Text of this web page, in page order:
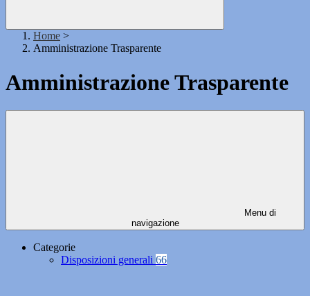
Home >
Amministrazione Trasparente
Amministrazione Trasparente
Menu di
navigazione
Categorie
Disposizioni generali 66